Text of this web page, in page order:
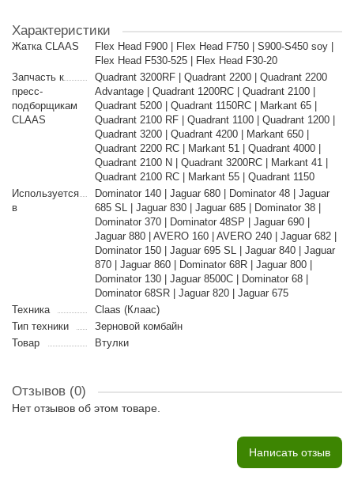
Характеристики
Жатка CLAAS
Flex Head F900 | Flex Head F750 | S900-S450 soy |
Flex Head F530-525 | Flex Head F30-20
Запчасть к
пресс-
подборщикам
CLAAS
Quadrant 3200RF | Quadrant 2200 | Quadrant 2200
Advantage | Quadrant 1200RC | Quadrant 2100 |
Quadrant 5200 | Quadrant 1150RC | Markant 65 |
Quadrant 2100 RF | Quadrant 1100 | Quadrant 1200 |
Quadrant 3200 | Quadrant 4200 | Markant 650 |
Quadrant 2200 RC | Markant 51 | Quadrant 4000 |
Quadrant 2100 N | Quadrant 3200RC | Markant 41 |
Quadrant 2100 RC | Markant 55 | Quadrant 1150
Используется
в
Dominator 140 | Jaguar 680 | Dominator 48 | Jaguar
685 SL | Jaguar 830 | Jaguar 685 | Dominator 38 |
Dominator 370 | Dominator 48SP | Jaguar 690 |
Jaguar 880 | AVERO 160 | AVERO 240 | Jaguar 682 |
Dominator 150 | Jaguar 695 SL | Jaguar 840 | Jaguar
870 | Jaguar 860 | Dominator 68R | Jaguar 800 |
Dominator 130 | Jaguar 8500C | Dominator 68 |
Dominator 68SR | Jaguar 820 | Jaguar 675
Техника
Claas (Клаас)
Тип техники
Зерновой комбайн
Товар
Втулки
Отзывов (0)
Нет отзывов об этом товаре.
Написать отзыв